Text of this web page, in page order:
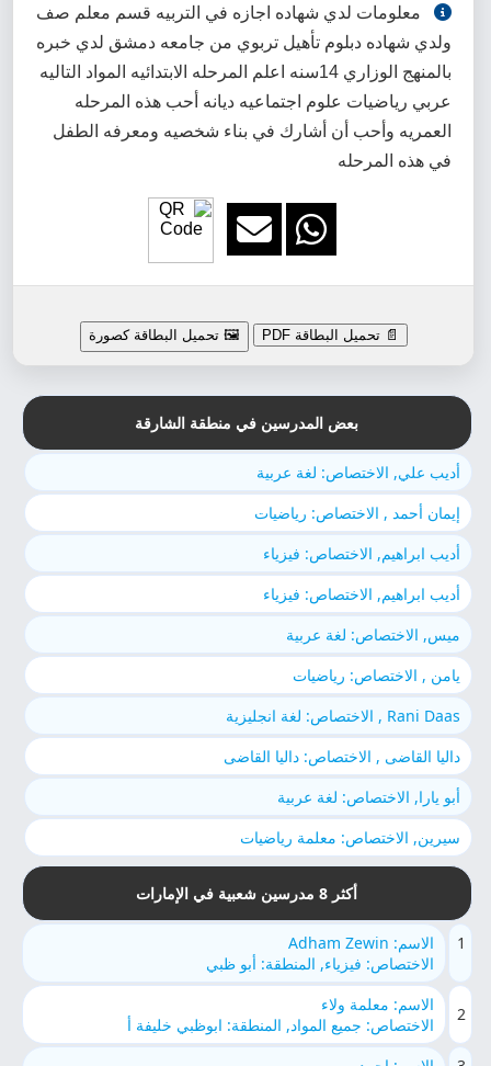
معلومات لدي شهاده اجازه في التربيه قسم معلم صف
ولدي شهاده دبلوم تأهيل تربوي من جامعه دمشق لدي خبره
بالمنهج الوزاري 14سنه اعلم المرحله الابتدائيه المواد التاليه
عربي رياضيات علوم اجتماعيه ديانه أحب هذه المرحله
العمريه وأحب أن أشارك في بناء شخصيه ومعرفه الطفل
في هذه المرحله
📄 تحميل البطاقة PDF 🖼️ تحميل البطاقة كصورة
بعض المدرسين في منطقة الشارقة
أديب علي, الاختصاص: لغة عربية
إيمان أحمد , الاختصاص: رياضيات
أديب ابراهيم, الاختصاص: فيزياء
أديب ابراهيم, الاختصاص: فيزياء
ميس, الاختصاص: لغة عربية
يامن , الاختصاص: رياضيات
Rani Daas , الاختصاص: لغة انجليزية
داليا القاضى , الاختصاص: داليا القاضى
أبو يارا, الاختصاص: لغة عربية
سيرين, الاختصاص: معلمة رياضيات
أكثر 8 مدرسين شعبية في الإمارات
1
الاسم: Adham Zewin
الاختصاص: فيزياء, المنطقة: أبو ظبي
2
الاسم: معلمة ولاء
الاختصاص: جميع المواد, المنطقة: ابوظبي خليفة أ